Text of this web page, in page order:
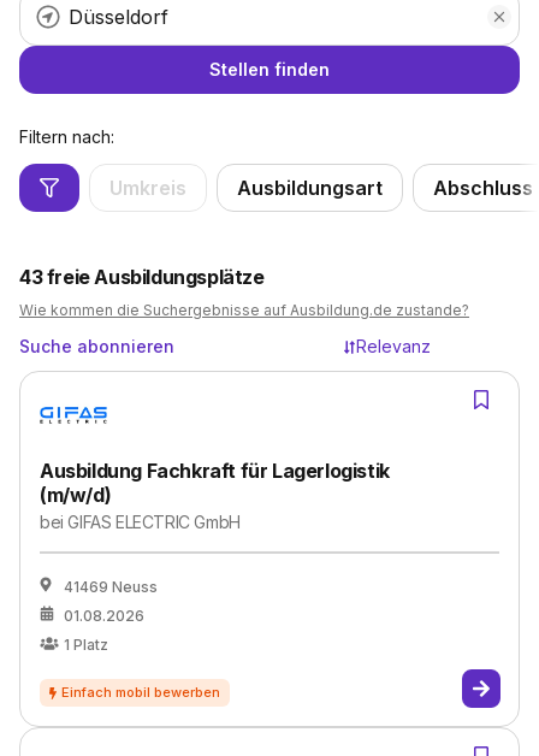
Stellen finden
Filtern nach:
Umkreis Ausbildungsart Abschluss
43freie Ausbildungsplätze
Wie kommen die Suchergebnisse auf Ausbildung.de zustande?
Suche abonnieren Relevanz
Ausbildung Fachkraft für Lagerlogistik
(m/w/d)
beiGIFAS ELECTRIC GmbH
41469 Neuss
01.08.2026
1 Platz